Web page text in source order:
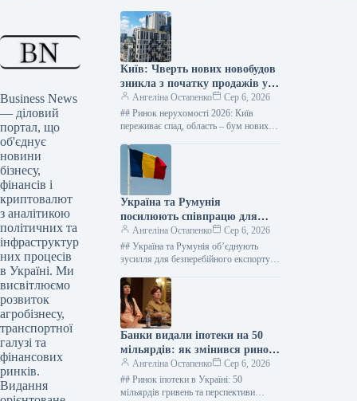
Business News
— діловий
портал, що
об'єднує
новини
бізнесу,
фінансів і
криптовалют
з аналітикою
політичних та
інфраструктур
них процесів
в Україні. Ми
висвітлюємо
розвиток
агробізнесу,
транспортної
галузі та
фінансових
ринків.
Видання
Київ: Чверть нових новобудов
зникла з початку продажів у
2026 році – дані “ЛУН”
Ангеліна Остапенко
Сер 6, 2026
## Ринок нерухомості 2026: Київ
переживає спад, область – бум нових
Гришина Від початку 2026 року…
Україна та Румунія
посилюють співпрацю для
розширення логістики порту
Констанца
Ангеліна Остапенко
Сер 6, 2026
## Україна та Румунія об’єднують
зусилля для безперебійного експорту
стратегічний союзник ### Ключові
кроки для подолання…
Банки видали іпотеки на 50
мільярдів: як змінився ринок
кредитування
Ангеліна Остапенко
Сер 6, 2026
## Ринок іпотеки в Україні: 50
мільярдів гривень та перспективи